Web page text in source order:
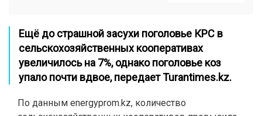
Ещё до страшной засухи поголовье КРС в
сельскохозяйственных кооперативах
увеличилось на 7%, однако поголовье коз
упало почти вдвое, передаетTurantimes.kz.
По данным energyprom.kz, количество